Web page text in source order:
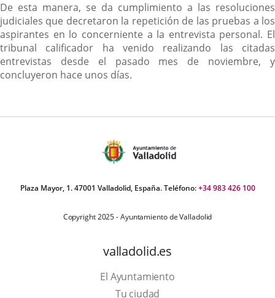
De esta manera, se da cumplimiento a las resoluciones
judiciales que decretaron la repetición de las pruebas a los
aspirantes en lo concerniente a la entrevista personal. El
tribunal calificador ha venido realizando las citadas
entrevistas desde el pasado mes de noviembre, y
concluyeron hace unos días.
Plaza Mayor, 1. 47001 Valladolid, España. Teléfono:+34 983 426 100
Copyright 2025 - Ayuntamiento de Valladolid
valladolid.es
El Ayuntamiento
Tu ciudad